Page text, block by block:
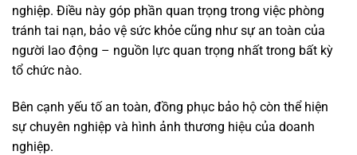
nghiệp. Điều này góp phần quan trọng trong việc phòng
tránh tai nạn, bảo vệ sức khỏe cũng như sự an toàn của
người lao động – nguồn lực quan trọng nhất trong bất kỳ
tổ chức nào.
Bên cạnh yếu tố an toàn, đồng phục bảo hộ còn thể hiện
sự chuyên nghiệp và hình ảnh thương hiệu của doanh
nghiệp.